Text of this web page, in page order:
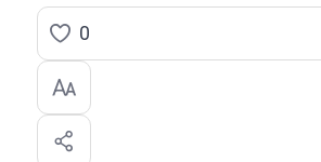
點
選
喜
0